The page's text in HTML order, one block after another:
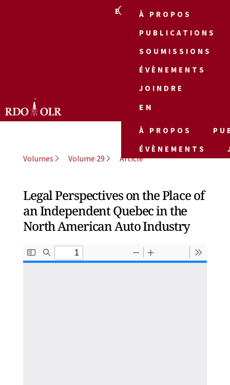
EN
À PROPOS
PUBLICATIONS
SOUMISSIONS
ÉVÈNEMENTS
JOINDRE
EN
À PROPOS
ÉVÈNEMENTS
Volumes Volume 29 Article
Legal Perspectives on the Place of
an Independent Quebec in the
North American Auto Industry